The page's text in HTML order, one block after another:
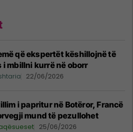
që ekspertët këshillojnë të
i mbillni kurrë në oborr
22/06/2026
i papritur në Botëror, Francë
mund të pezullohet
25/06/2026